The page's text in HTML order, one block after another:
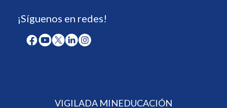
¡Síguenos en redes!
VIGILADA MINEDUCACIÓN